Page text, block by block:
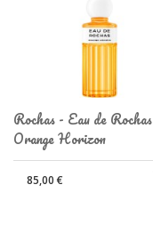
Rochas - Eau de Rochas
Orange Horizon
85,00 €